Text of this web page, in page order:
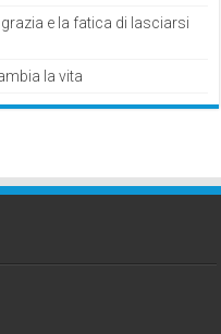
e la fatica di lasciarsi
la vita